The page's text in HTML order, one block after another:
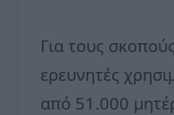
Για τους
ερευνητές
από 51.000